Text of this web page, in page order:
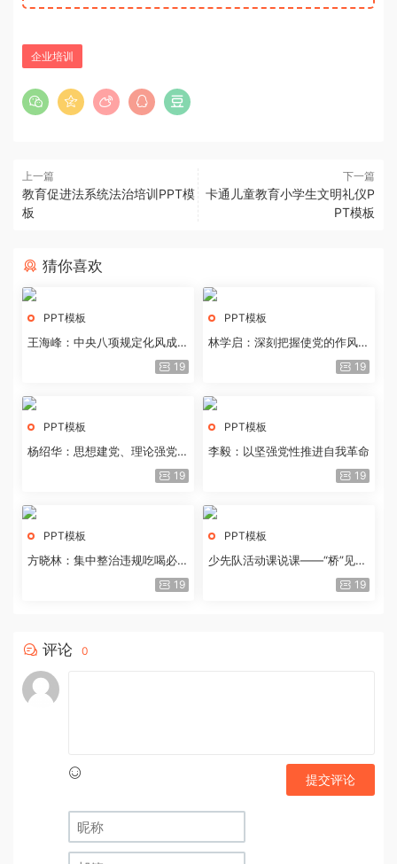
企业培训
上一篇
教育促进法系统法治培训PPT模
板
下一篇
卡通儿童教育小学生文明礼仪P
PT模板
猜你喜欢
PPT模板
王海峰：中央八项规定化风成俗
19
PPT模板
林学启：深刻把握使党的作风全
19
PPT模板
杨绍华：思想建党、理论强党的
19
PPT模板
李毅：以坚强党性推进自我革命
19
PPT模板
方晓林：集中整治违规吃喝必须
19
PPT模板
少先队活动课说课——“桥”见中
19
评论 0
提交评论